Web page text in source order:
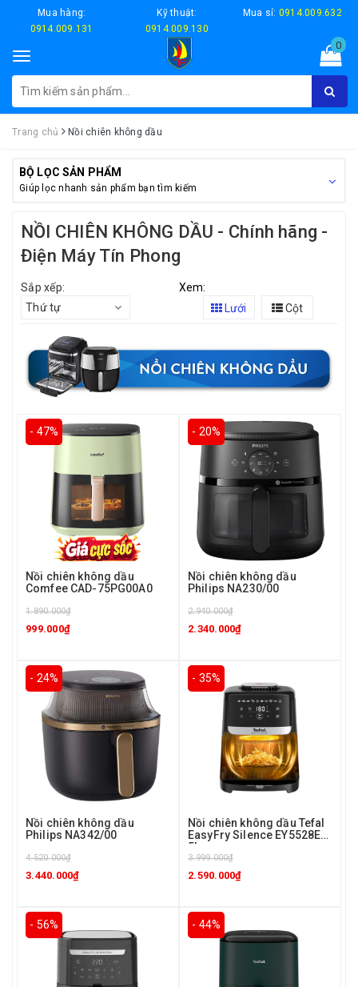
Mua hàng:
0914.009.131
Kỹ thuật:
0914.009.130
Mua sỉ: 0914.009.632
Toggle
navigation
0
Trang chủ Nồi chiên không dầu
BỘ LỌC SẢN PHẨM
Giúp lọc nhanh sản phẩm bạn tìm kiếm
NỒI CHIÊN KHÔNG DẦU - Chính hãng -
Điện Máy Tín Phong
Sắp xếp:
Thứ tự
Xem:
Lưới
Cột
- 47%
Nồi chiên không dầu
Comfee CAD-75PG00A0
1.890.000₫
999.000₫
- 20%
Nồi chiên không dầu
Philips NA230/00
2.940.000₫
2.340.000₫
- 24%
Nồi chiên không dầu
Philips NA342/00
4.520.000₫
3.440.000₫
- 35%
Nồi chiên không dầu Tefal
EasyFry Silence EY5528E0
5L
3.999.000₫
2.590.000₫
- 56% - 44%